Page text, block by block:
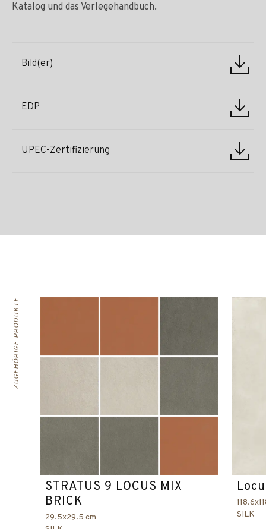
Katalog und das Verlegehandbuch.
Bild(er)
EDP
UPEC-Zertifizierung
ZUGEHÖRIGE PRODUKTE
STRATUS 9 LOCUS MIX
BRICK
29.5x29.5 cm
SILK